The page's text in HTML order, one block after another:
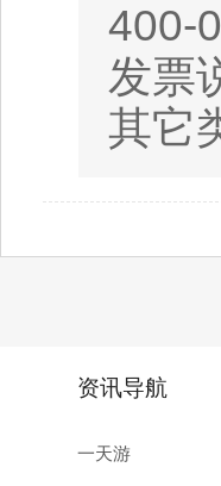
400-
发票
其它
资讯导航
一天游